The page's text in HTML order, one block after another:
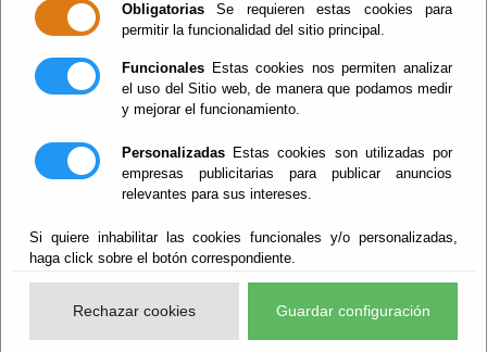
Obligatorias Se requieren estas cookies para
permitir la funcionalidad del sitio principal.
Funcionales Estas cookies nos permiten analizar
el uso del Sitio web, de manera que podamos medir
y mejorar el funcionamiento.
Personalizadas Estas cookies son utilizadas por
empresas publicitarias para publicar anuncios
relevantes para sus intereses.
Si quiere inhabilitar las cookies funcionales y/o personalizadas,
haga click sobre el botón correspondiente.
Rechazar cookies Guardar configuración
Proyecto "Tic@l".
2004-2007
PROGRAMA:
2004-2007.
TITULO:
"Tecnología de la Información y la Comunicación en